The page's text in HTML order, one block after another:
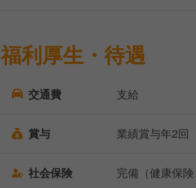
福利厚生・待遇
交通費 支給
賞与 業績賞与年2回
社会保険 完備（健康保